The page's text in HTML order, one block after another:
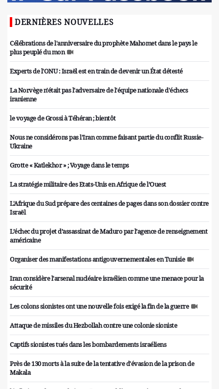
DERNIÈRES NOUVELLES
Célébrations de l'anniversaire du prophète Mahomet dans le pays le
plus peuplé du mon
Experts de l'ONU : Israël est en train de devenir un État détesté
La Norvège n'était pas l'adversaire de l'équipe nationale d'échecs
iranienne
le voyage de Grossi à Téhéran ; bientôt
Nous ne considérons pas l'Iran comme faisant partie du conflit Russie-
Ukraine
Grotte « Katlekhor » ; Voyage dans le temps
La stratégie militaire des Etats-Unis en Afrique de l’Ouest
L'Afrique du Sud prépare des centaines de pages dans son dossier contre
Israël
L’échec du projet d’assassinat de Maduro par l’agence de renseignement
américaine
Organiser des manifestations antigouvernementales en Tunisie
Iran considère l'arsenal nucléaire israélien comme une menace pour la
sécurité
Les colons sionistes ont une nouvelle fois exigé la fin de la guerre
Attaque de missiles du Hezbollah contre une colonie sioniste
Captifs sionistes tués dans les bombardements israéliens
Près de 130 morts à la suite de la tentative d'évasion de la prison de
Makala